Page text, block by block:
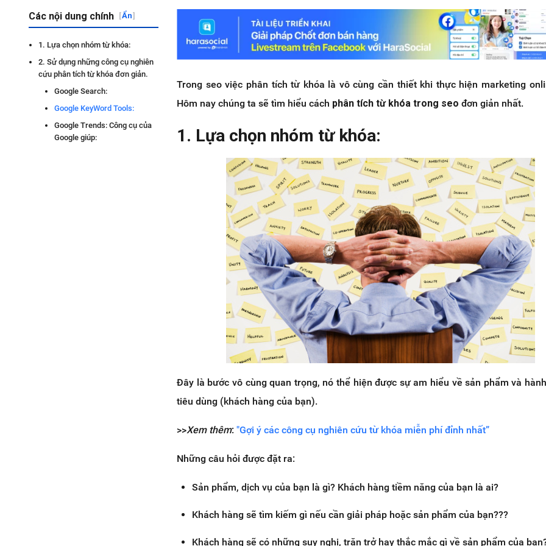
Các nội dung chính [Ẩn]
1. Lựa chọn nhóm từ khóa:
2. Sử dụng những công cụ nghiên
cứu phân tích từ khóa đơn giản.
Google Search:
Google KeyWord Tools:
Google Trends: Công cụ của
Google giúp:
Trong seo việc phân tích từ khóa là vô cùng cần thiết khi thực hiện marketing
Hôm nay chúng ta sẽ tìm hiểu cách phân tích từ khóa trong seo đơn giản nhất.
1. Lựa chọn nhóm từ khóa:
Đây là bước vô cùng quan trọng, nó thể hiện được sự am hiểu về sản phẩm và
tiêu dùng (khách hàng của bạn).
>>Xem thêm:"Gợi ý các công cụ nghiên cứu từ khóa miễn phí đỉnh nhất”
Những câu hỏi được đặt ra:
Sản phẩm, dịch vụ của bạn là gì? Khách hàng tiềm năng của bạn là ai?
Khách hàng sẽ tìm kiếm gì nếu cần giải pháp hoặc sản phẩm của bạn???
Khách hàng sẽ có những suy nghi, trăn trở hay thắc mắc gì về sản phẩm của